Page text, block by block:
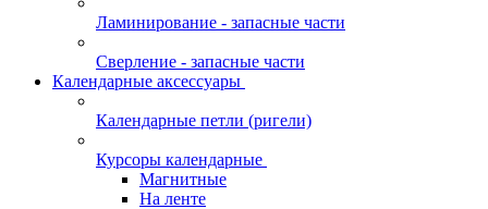
Ламинирование - запасные части
Сверление - запасные части
Календарные аксессуары
Календарные петли (ригели)
Курсоры календарные
Магнитные
На ленте